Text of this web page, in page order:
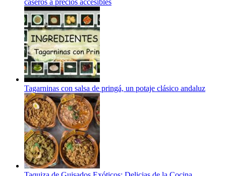
caseros a precios accesibles
Tagarninas con salsa de pringá, un potaje clásico andaluz